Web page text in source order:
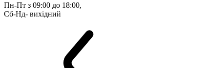
Пн-Пт з 09:00 до 18:00,
Сб-Нд- вихідний